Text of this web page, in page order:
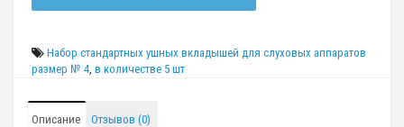
Набор стандартных ушных вкладышей для слуховых аппаратов
размер № 4, в количестве 5 шт
Описание Отзывов (0)